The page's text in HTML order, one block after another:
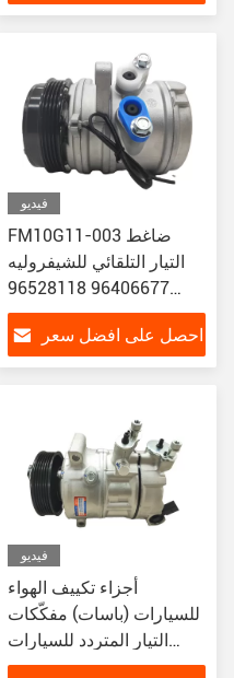
فيديو
FM10G11-003 ضاغط
التيار التلقائي للشيفروليه
96406677 96528118
717855 717860
احصل على افضل سعر
فيديو
أجزاء تكييف الهواء
للسيارات (باسات) مفكّكات
التيار المتردد للسيارات
8680P 105423